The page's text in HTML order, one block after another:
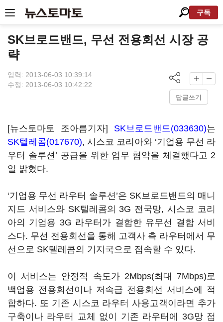
구독
SK브로드밴드, 무선 전용회선 시장 공
략
입력: 2013-06-03 10:39:14
수정: 2013-06-03 10:42:22
답글쓰기
[뉴스토마토 조아름기자] SK브로드밴드(033630)는
SK텔레콤(017670), 시스코 코리아와 ‘기업용 무선 라
우터 솔루션’ 공급을 위한 업무 협약을 체결했다고 2
일 밝혔다.
‘기업용 무선 라우터 솔루션’은 SK브로드밴드의 매니
지드 서비스와 SK텔레콤의 3G 전국망, 시스코 코리
아의 기업용 3G 라우터가 결합한 유무선 결합 서비
스다. 무선 전용회선을 통해 고객사 측 라우터에서 무
선으로 SK텔레콤의 기지국으로 접속할 수 있다.
이 서비스는 안정적 속도가 2Mbps(최대 7Mbps)로
백업용 전용회선이나 저속급 전용회선 서비스에 적
합하다. 또 기존 시스코 라우터 사용고객이라면 추가
구축이나 라우터 교체 없이 기존 라우터에 3G망 접